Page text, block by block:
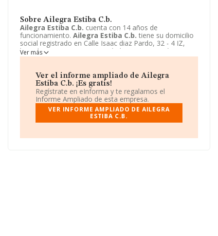
Sobre Ailegra Estiba C.b.
Ailegra Estiba C.b. cuenta con 14 años de
funcionamiento. Ailegra Estiba C.b. tiene su domicilio
social registrado en Calle Isaac diaz Pardo, 32 - 4 IZ,
lugo, lugo. Enmarca su actividad CNAE principal como
5226 - Otras actividades auxiliares del transporte.
de bienes.
Ver más
Ver el informe ampliado de Ailegra
Estiba C.b. ¡Es gratis!
Regístrate en eInforma y te regalamos el
Informe Ampliado de esta empresa.
VER INFORME AMPLIADO DE AILEGRA
ESTIBA C.B.